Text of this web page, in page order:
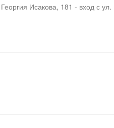
Исакова, 181 - вход с